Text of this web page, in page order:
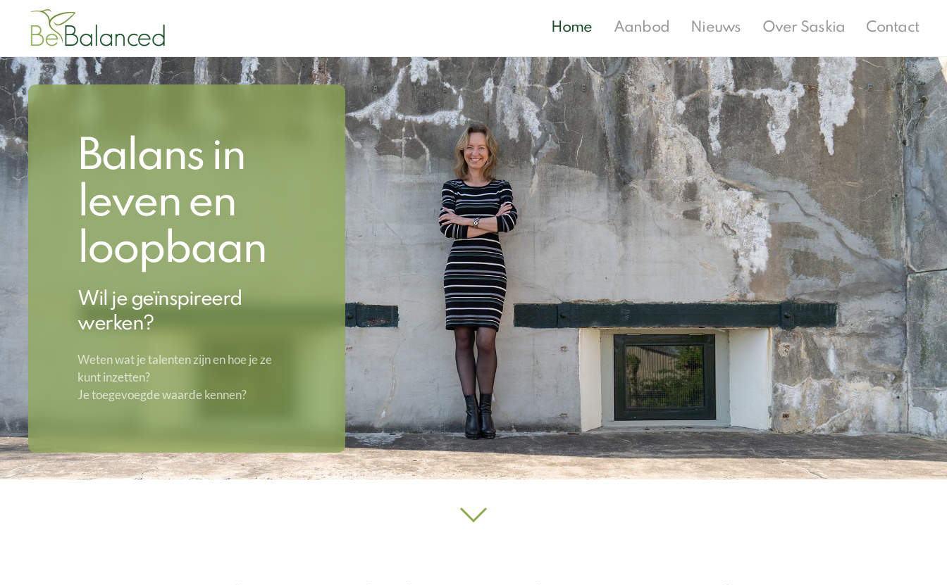
Home Aanbod Nieuws Over Saskia Contact
Balans in
leven en
loopbaan
Wil je geïnspireerd
werken?
Weten wat je talenten zijn en hoe je ze
kunt inzetten?
Je toegevoegde waarde kennen?